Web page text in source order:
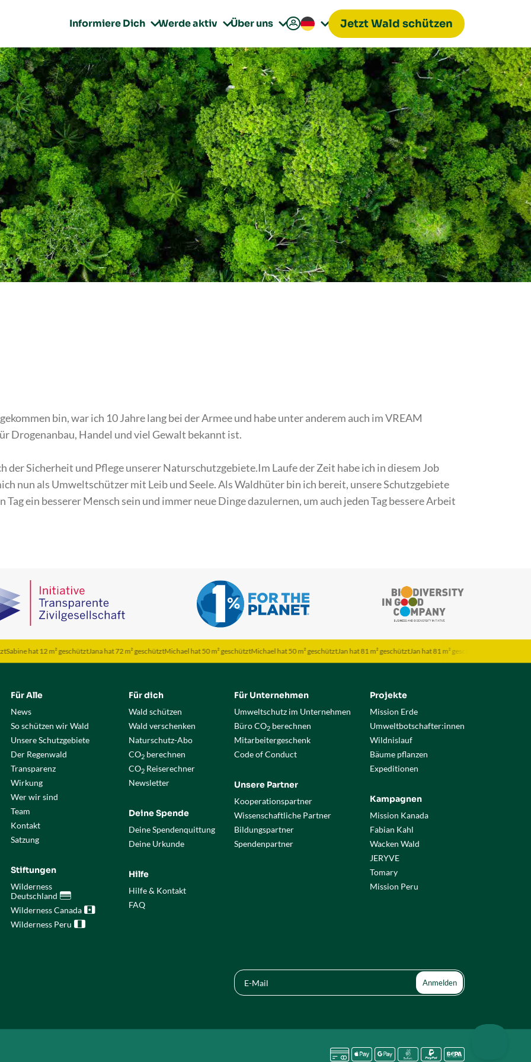
Informiere Dich Werde aktiv Über uns   Jetzt Wald schützen
bin, war ich 10 Jahre lang bei der Armee und habe unter anderem auch im VREAM
Drogenanbau, Handel und viel Gewalt bekannt ist.
Sicherheit und Pflege unserer Naturschutzgebiete.Im Laufe der Zeit habe ich in diesem Job
nun als Umweltschützer mit Leib und Seele. Als Waldhüter bin ich bereit, unsere Schutzgebiete
ein besserer Mensch sein und immer neue Dinge dazulernen, um auch jeden Tag bessere Arbeit
hat 12 m² geschütztJana hat 72 m² geschütztMichael hat 50 m² geschütztMichael hat 50 m² geschütztJan hat 81 m² geschütztJan hat 81 m² geschütztJona hat 120 m²
Für Alle
News
So schützen wir Wald
Unsere Schutzgebiete
Der Regenwald
Transparenz
Wirkung
Wer wir sind
Team
Kontakt
Satzung
Stiftungen
Wilderness
Deutschland 
Wilderness Canada 
Wilderness Peru
Für dich
Wald schützen
Wald verschenken
Naturschutz-Abo
CO2 berechnen
CO2 Reiserechner
Newsletter
Deine Spende
Deine Spendenquittung
Deine Urkunde
Hilfe
Hilfe & Kontakt
FAQ
Für Unternehmen
Umweltschutz im Unternehmen
Büro CO2 berechnen
Mitarbeitergeschenk
Code of Conduct
Unsere Partner
Kooperationspartner
Wissenschaftliche Partner
Bildungspartner
Spendenpartner
Projekte
Mission Erde
Umweltbotschafter:innen
Wildnislauf
Bäume pflanzen
Expeditionen
Kampagnen
Mission Kanada
Fabian Kahl
Wacken Wald
JERYVE
Tomary
Mission Peru
     